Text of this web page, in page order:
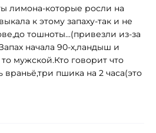
лимона-которые росли на
к этому запаху-так и не
тошноты...(привезли из-за
начала 90-х,ландыш и
мужской.Кто говорит что
враньё,три пшика на 2 часа(это